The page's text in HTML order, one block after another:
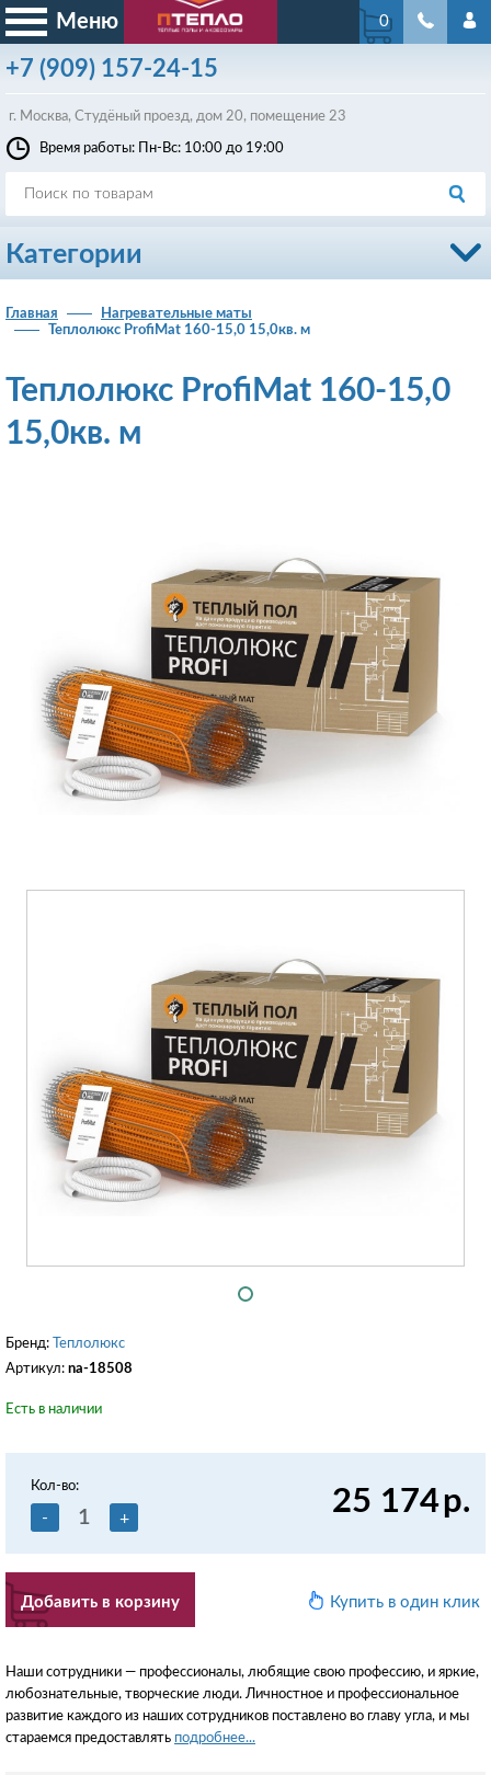
Меню
+7 (909) 157-24-15
г. Москва, Студёный проезд, дом 20, помещение 23
0
Время работы: Пн-Вс: 10:00 до 19:00
Категории
Главная
Нагревательные маты
Теплолюкс ProfiMat 160-15,0 15,0кв. м
Теплолюкс ProfiMat 160-15,0
15,0кв. м
Бренд:
Теплолюкс
Артикул: na-18508
Есть в наличии
Кол-во:
- +
Добавить в корзину
25 174р.
Купить в один клик
Наши сотрудники — профессионалы, любящие свою профессию, и яркие,
любознательные, творческие люди. Личностное и профессиональное
развитие каждого из наших сотрудников поставлено во главу угла, и мы
стараемся предоставлять подробнее...